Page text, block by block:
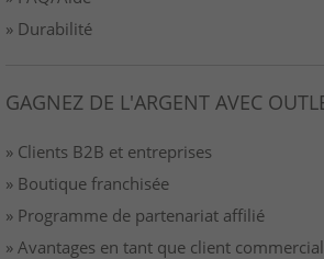
» Durabilité
GAGNEZ DE L'ARGENT AVEC
» Clients B2B et entreprises
» Boutique franchisée
» Programme de partenariat affilié
» Avantages en tant que client commercial